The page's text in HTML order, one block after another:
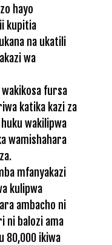
hayo
kupitia
na ukatili
wa
fursa
katika kazi za
wakilipwa
wamishahara
mfanyakazi
kulipwa
ambacho ni
ni balozi ama
80,000 ikiwa